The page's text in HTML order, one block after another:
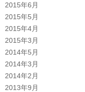
2015年6月
2015年5月
2015年4月
2015年3月
2014年5月
2014年3月
2014年2月
2013年9月